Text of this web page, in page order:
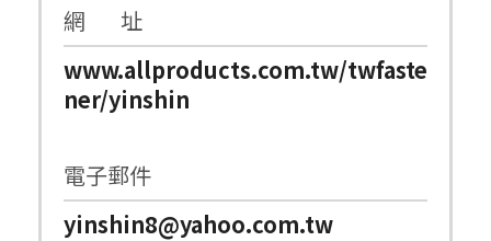
網 址
www.allproducts.com.tw/twfaste
ner/yinshin
電子郵件
yinshin8@yahoo.com.tw